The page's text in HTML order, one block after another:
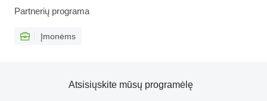
Partnerių programa
Įmonėms
Atsisiųskite mūsų programėlę